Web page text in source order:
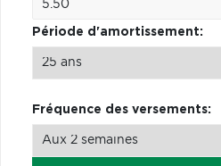
Période d'amortissement:
Fréquence des versements: